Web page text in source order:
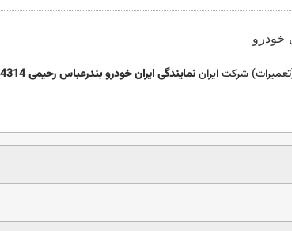
شرکت ایراننمایندگی ایران خودرو بندرعباس رحیمی 4314